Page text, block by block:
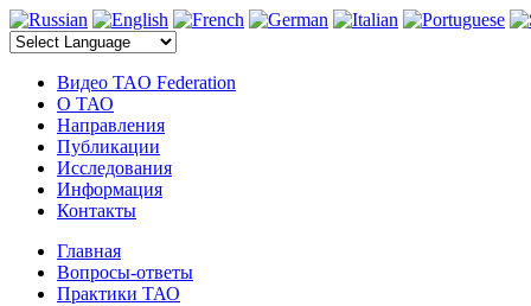
электронные компоненты
Видео TAO Federation
О ТАО
Направления
Публикации
Исследования
Информация
Контакты
Главная
Вопросы-ответы
Практики ТАО